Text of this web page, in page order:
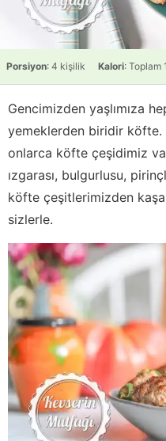
Porsiyon: 4 kişilik Kalori: Toplam
Gencimizden yaşlımıza
yemeklerden biridir köfte.
onlarca köfte çeşidimiz
ızgarası, bulgurlusu,
köfte çeşitlerimizden
sizlerle.